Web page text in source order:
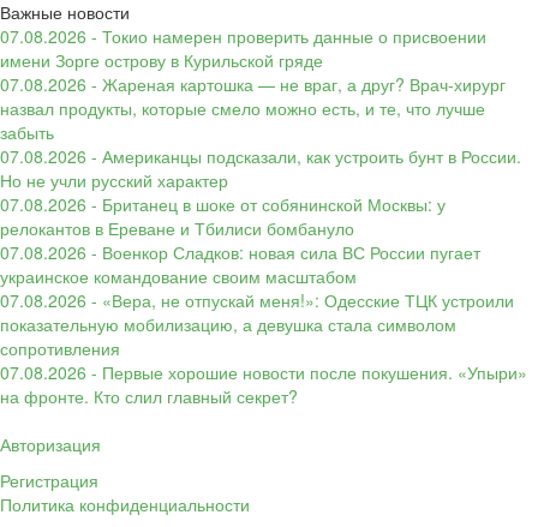
Важные новости
07.08.2026 - Токио намерен проверить данные о присвоении
имени Зорге острову в Курильской гряде
07.08.2026 - Жареная картошка — не враг, а друг? Врач-хирург
назвал продукты, которые смело можно есть, и те, что лучше
забыть
07.08.2026 - Американцы подсказали, как устроить бунт в России.
Но не учли русский характер
07.08.2026 - Британец в шоке от собянинской Москвы: у
релокантов в Ереване и Тбилиси бомбануло
07.08.2026 - Военкор Сладков: новая сила ВС России пугает
украинское командование своим масштабом
07.08.2026 - «Вера, не отпускай меня!»: Одесские ТЦК устроили
показательную мобилизацию, а девушка стала символом
сопротивления
07.08.2026 - Первые хорошие новости после покушения. «Упыри»
на фронте. Кто слил главный секрет?
Авторизация
Регистрация
Политика конфиденциальности